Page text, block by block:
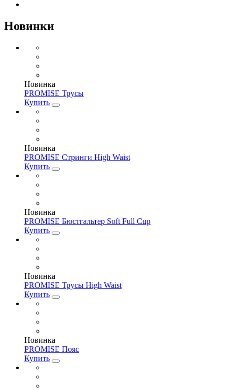
Новинки
Новинка
PROMISE Трусы
Купить
Новинка
PROMISE Стринги High Waist
Купить
Новинка
PROMISE Бюстгальтер Soft Full Cup
Купить
Новинка
PROMISE Трусы High Waist
Купить
Новинка
PROMISE Пояс
Купить